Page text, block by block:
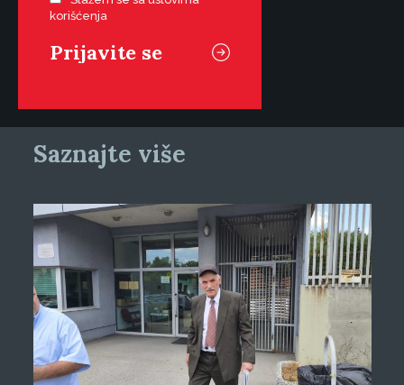
korišćenja
Saznajte više